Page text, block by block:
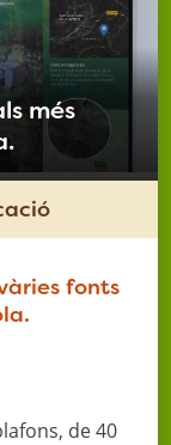
més
fonts
de 40